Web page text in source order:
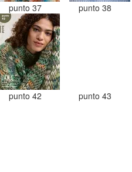
punto 37 punto 38
punto 42 punto 43